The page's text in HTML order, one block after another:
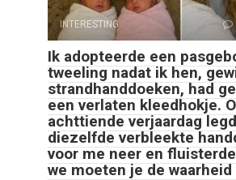
INTERESTING
Ik adopteerde een
tweeling nadat ik hen,
strandhanddoeken, had
een verlaten kleedhokje.
achttiende verjaardag
diezelfde verbleekte
voor me neer en
we moeten je de waarheid